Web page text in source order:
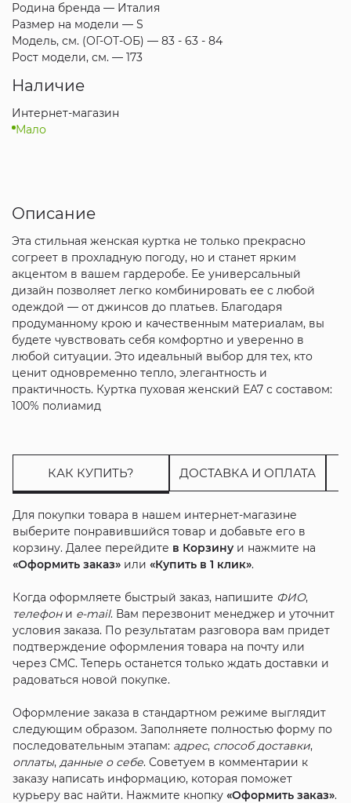
Родина бренда — Италия
Размер на модели — S
Модель, см. (ОГ-ОТ-ОБ) — 83 - 63 - 84
Рост модели, см. — 173
Наличие
Интернет-магазин
Мало
Описание
Эта стильная женская куртка не только прекрасно
согреет в прохладную погоду, но и станет ярким
акцентом в вашем гардеробе. Ее универсальный
дизайн позволяет легко комбинировать ее с любой
одеждой — от джинсов до платьев. Благодаря
продуманному крою и качественным материалам, вы
будете чувствовать себя комфортно и уверенно в
любой ситуации. Это идеальный выбор для тех, кто
ценит одновременно тепло, элегантность и
практичность. Куртка пуховая женский EA7 с составом:
100% полиамид
КАК КУПИТЬ? ДОСТАВКА И ОПЛАТА
Для покупки товара в нашем интернет-магазине
выберите понравившийся товар и добавьте его в
корзину. Далее перейдите в Корзинуи нажмите на
«Оформить заказ»или «Купить в 1 клик».
Когда оформляете быстрый заказ, напишите ФИО,
телефони e-mail. Вам перезвонит менеджер и уточнит
условия заказа. По результатам разговора вам придет
подтверждение оформления товара на почту или
через СМС. Теперь останется только ждать доставки и
радоваться новой покупке.
Оформление заказа в стандартном режиме выглядит
следующим образом. Заполняете полностью форму по
последовательным этапам: адрес, способ доставки,
оплаты, данные о себе. Советуем в комментарии к
заказу написать информацию, которая поможет
курьеру вас найти. Нажмите кнопку «Оформить заказ».